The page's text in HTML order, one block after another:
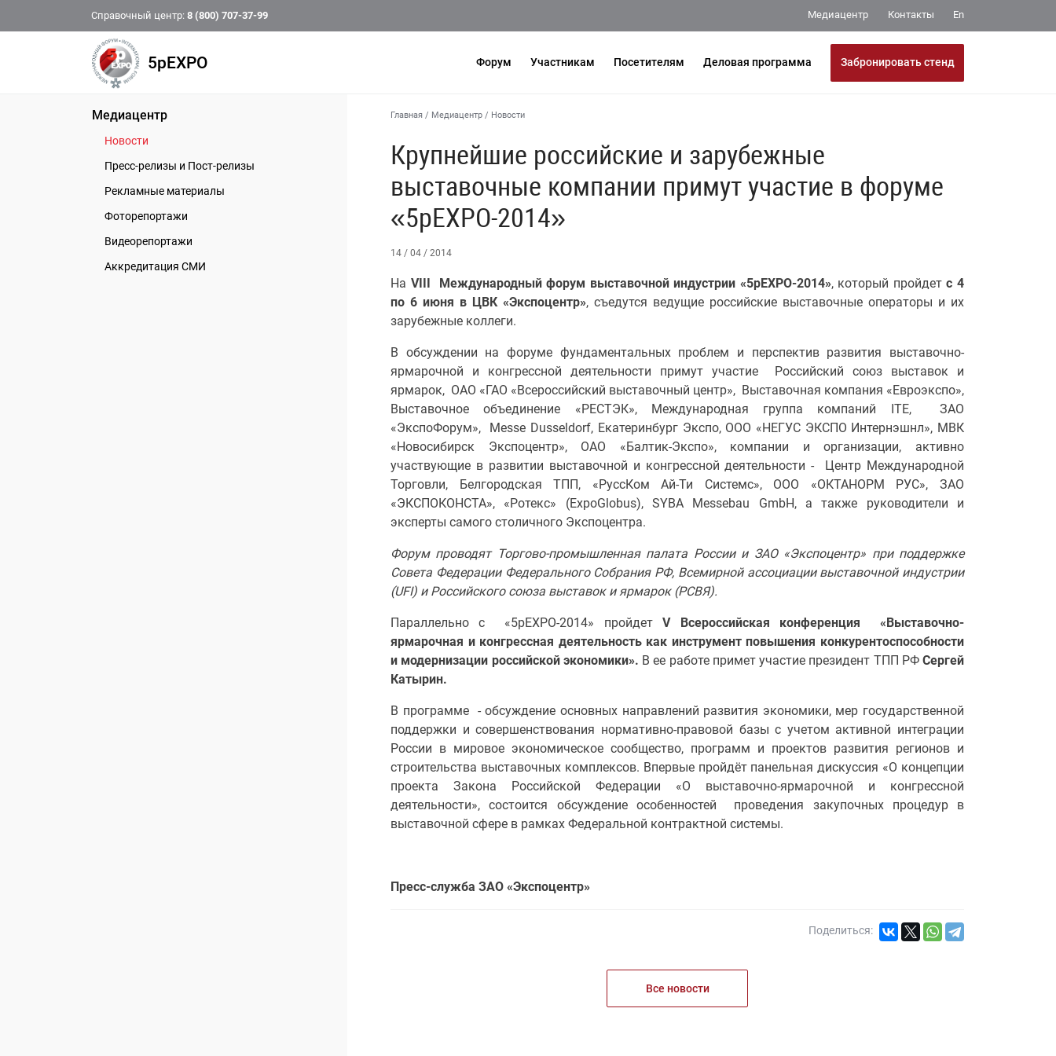
Справочный центр: 8 (800) 707-37-99 Медиацентр Контакты En
5pEXPO Форум Участникам Посетителям Деловая программа Забронировать стенд
Медиацентр
Новости
Пресс-релизы и Пост-релизы
Рекламные материалы
Фоторепортажи
Видеорепортажи
Аккредитация СМИ
Главная / Медиацентр / Новости
Крупнейшие российские и зарубежные
выставочные компании примут участие в форуме
«5pEXPO-2014»
14 / 04 / 2014
На VIII Международный форум выставочной индустрии «5pEXPO-2014», который пройдетс 4
по 6 июня в ЦВК «Экспоцентр», съедутся ведущие российские выставочные операторы и их
зарубежные коллеги.
В обсуждении на форуме фундаментальных проблем и перспектив развития выставочно-
ярмарочной и конгрессной деятельности примут участие Российский союз выставок и
ярмарок, ОАО «ГАО «Всероссийский выставочный центр», Выставочная компания «Евроэкспо»,
Выставочное объединение «РЕСТЭК», Международная группа компаний ITE, ЗАО
«ЭкспоФорум», Messe Dusseldorf, Екатеринбург Экспо, ООО «НЕГУС ЭКСПО Интернэшнл», МВК
«Новосибирск Экспоцентр», ОАО «Балтик-Экспо», компании и организации, активно
участвующие в развитии выставочной и конгрессной деятельности - Центр Международной
Торговли, Белгородская ТПП, «РуссКом Ай-Ти Системс», ООО «ОКТАНОРМ РУС», ЗАО
«ЭКСПОКОНСТА», «Ротекс» (ЕxpoGlobus), SYBA Messebau GmbH, а также руководители и
эксперты самого столичного Экспоцентра.
Форум проводят Торгово-промышленная палата России и ЗАО «Экспоцентр» при поддержке
Совета Федерации Федерального Собрания РФ, Всемирной ассоциации выставочной индустрии
(UFI) и Российского союза выставок и ярмарок (РСВЯ).
Параллельно с «5pEXPO-2014» пройдетVВсероссийская конференция«Выставочно-
ярмарочная и конгрессная деятельность как инструмент повышения конкурентоспособности
и модернизации российской экономики». В ее работе примет участие президент ТПП РФСергей
Катырин.
В программе - обсуждение основных направлений развития экономики, мер государственной
поддержки и совершенствования нормативно-правовой базы с учетом активной интеграции
России в мировое экономическое сообщество, программ и проектов развития регионов и
строительства выставочных комплексов. Впервые пройдёт панельная дискуссия «О концепции
проекта Закона Российской Федерации «О выставочно-ярмарочной и конгрессной
деятельности», состоится обсуждение особенностей проведения закупочных процедур в
выставочной сфере в рамках Федеральной контрактной системы.
Пресс-служба ЗАО «Экспоцентр»
Поделиться:
Все новости